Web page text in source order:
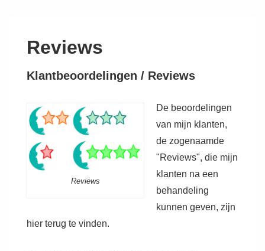
hoofdinhoudReviews
Klantbeoordelingen / Reviews
Reviews
De beoordelingen
van mijn klanten,
de zogenaamde
"Reviews", die mijn
klanten na een
behandeling
kunnen geven, zijn
hier terug te vinden.